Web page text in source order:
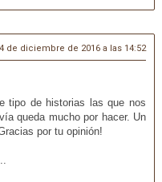
4 de diciembre de 2016 a las 14:52
tipo de historias las que nos
queda mucho por hacer. Un
por tu opinión!